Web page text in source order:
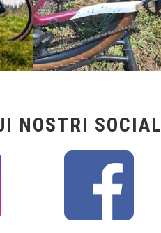
NOSTRI SOCIAL